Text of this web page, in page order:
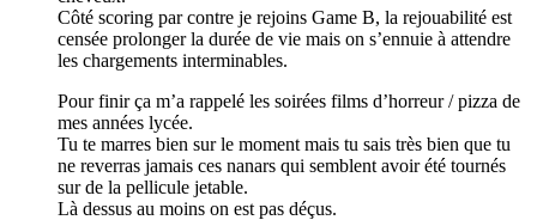
Côté scoring par contre je rejoins Game B, la rejouabilité est
censée prolonger la durée de vie mais on s’ennuie à attendre
les chargements interminables.
Pour finir ça m’a rappelé les soirées films d’horreur / pizza de
mes années lycée.
Tu te marres bien sur le moment mais tu sais très bien que tu
ne reverras jamais ces nanars qui semblent avoir été tournés
sur de la pellicule jetable.
Là dessus au moins on est pas déçus.